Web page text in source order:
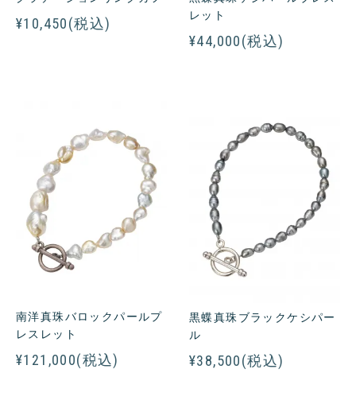
¥10,450(税込)
レット
¥44,000(税込)
南洋真珠バロックパールプ
レスレット
¥121,000(税込)
黒蝶真珠ブラックケシパー
ル
¥38,500(税込)